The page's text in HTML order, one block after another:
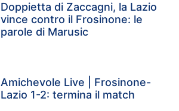
Doppietta di Zaccagni, la Lazio
vince contro il Frosinone: le
parole di Marusic
Amichevole Live | Frosinone-
Lazio 1-2: termina il match